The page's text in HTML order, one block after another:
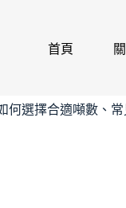
首頁
何選擇合適噸數、